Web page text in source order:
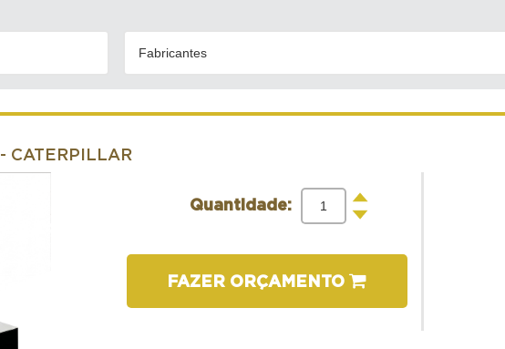
Fabricantes
- CATERPILLAR
Quantidade:
+
-
FAZER ORÇAMENTO